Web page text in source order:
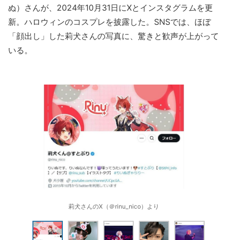
ぬ）さんが、2024年10月31日にXとインスタグラムを更
新。ハロウィンのコスプレを披露した。SNSでは、ほぼ
「顔出し」した莉犬さんの写真に、驚きと歓声が上がって
いる。
莉犬さんのX（＠rinu_nico）より